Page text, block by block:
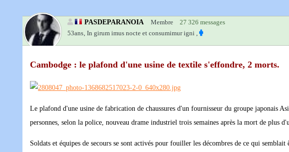
PASDEPARANOIA Membre
27 326 messages
53ans‚ In girum imus nocte et consumimur igni ,
Cambodge : le plafond d'une usine de textile s'effondre, 2 morts.
Le plafond d'une usine de fabrication de chaussures d'un fournisseur du groupe japonais
personnes, selon la police, nouveau drame industriel trois semaines après la mort de plus
Soldats et équipes de secours se sont activés pour fouiller les décombres de ce qui semblait